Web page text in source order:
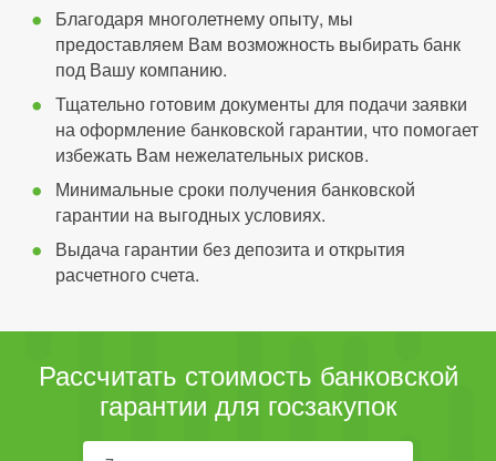
Благодаря многолетнему опыту, мы
предоставляем Вам возможность выбирать банк
под Вашу компанию.
Тщательно готовим документы для подачи заявки
на оформление банковской гарантии, что помогает
избежать Вам нежелательных рисков.
Минимальные сроки получения банковской
гарантии на выгодных условиях.
Выдача гарантии без депозита и открытия
расчетного счета.
Рассчитать стоимость банковской
гарантии для госзакупок